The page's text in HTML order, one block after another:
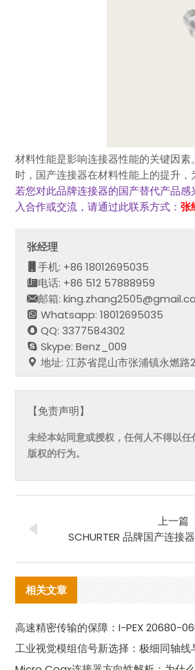
材料性能是影响连接器性能的关键因
时，国产连接器在材料性能上的提升，
若您对此品牌连接器的国产替代产品
入合作或交流，请通过此联系方式： 张
张经理
手机: +86 18012695035
电话: +86 512 57888959
邮箱:
Whatsapp: 18012695035
QQ: 3377584302
Skype: Benz_009
地址: 江苏省昆山市张浦镇永燃路
【免责声明】
未经本站同意或授权，任何人不得以
版权的行为。
上一篇
SCHURTER 品牌国产连接
相关文章
高速精密传输的保障：I-PEX 20680-
工业视觉模组信号新选择：极细同轴线